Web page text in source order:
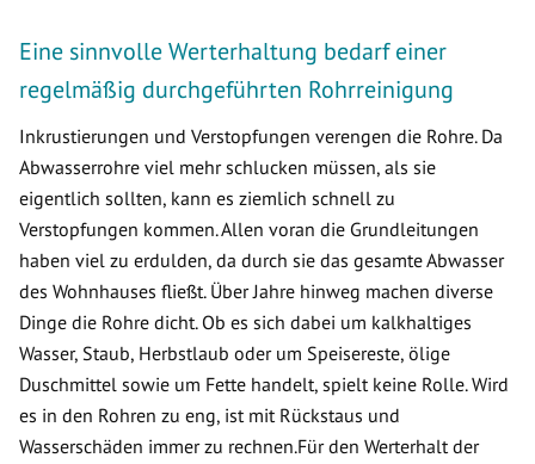
Eine sinnvolle Werterhaltung bedarf einer
regelmäßig durchgeführten Rohrreinigung
Inkrustierungen und Verstopfungen verengen die Rohre. Da
Abwasserrohre viel mehr schlucken müssen, als sie
eigentlich sollten, kann es ziemlich schnell zu
Verstopfungen kommen. Allen voran die Grundleitungen
haben viel zu erdulden, da durch sie das gesamte Abwasser
des Wohnhauses fließt. Über Jahre hinweg machen diverse
Dinge die Rohre dicht. Ob es sich dabei um kalkhaltiges
Wasser, Staub, Herbstlaub oder um Speisereste, ölige
Duschmittel sowie um Fette handelt, spielt keine Rolle. Wird
es in den Rohren zu eng, ist mit Rückstaus und
Wasserschäden immer zu rechnen.Für den Werterhalt der